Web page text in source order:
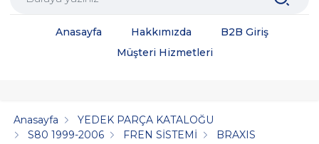
Anasayfa Hakkımızda
B2B Giriş
Müşteri Hizmetleri
Anasayfa
YEDEK PARÇA KATALOĞU
S80 1999-2006
FREN SİSTEMİ BRAXIS